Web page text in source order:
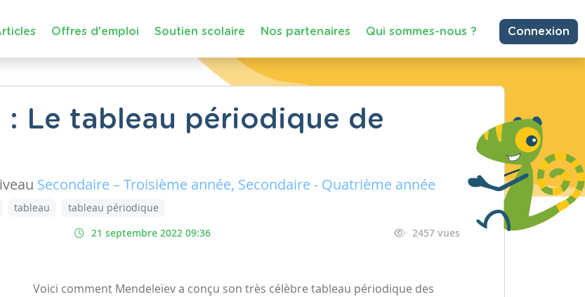
Offres d'emploi Soutien scolaire Nos partenaires Qui sommes-nous ? Connexion
Le tableau périodique de
Secondaire – Troisième année, Secondaire - Quatrième année
tableau
tableau périodique
21 septembre 2022 09:36 2457 vues
Voici comment Mendeleïev a conçu son très célèbre tableau périodique des